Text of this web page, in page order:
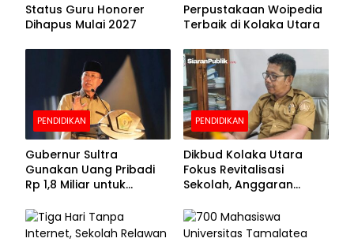
Status Guru Honorer
Dihapus Mulai 2027
Perpustakaan Woipedia
Terbaik di Kolaka Utara
PENDIDIKAN
Gubernur Sultra
Gunakan Uang Pribadi
Rp 1,8 Miliar untuk
Pendaftaran Segera
Dibuka
PENDIDIKAN
Dikbud Kolaka Utara
Fokus Revitalisasi
Sekolah, Anggaran
Miliar